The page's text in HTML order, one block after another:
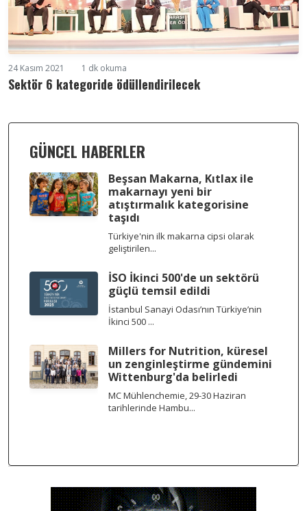
24 Kasım 2021 1 dk okuma
Sektör 6 kategoride ödüllendirilecek
GÜNCEL HABERLER
Beşsan Makarna, Kıtlax ile
makarnayı yeni bir
atıştırmalık kategorisine
taşıdı
Türkiye'nin ilk makarna cipsi olarak
geliştirilen...
İSO İkinci 500'de un sektörü
güçlü temsil edildi
İstanbul Sanayi Odası’nın Türkiye’nin
İkinci 500 ...
Millers for Nutrition, küresel
un zenginleştirme gündemini
Wittenburg'da belirledi
MC Mühlenchemie, 29-30 Haziran
tarihlerinde Hambu...